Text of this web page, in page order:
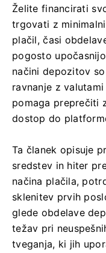
Želite financirati
trgovati z
plačil, časi
pogosto
načini depozitov
ravnanje z
pomaga preprečiti
dostop do
Ta članek opisuje
sredstev in hiter
načina plačila,
sklenitev prvih
glede obdelave
težav pri
tveganja, ki jih